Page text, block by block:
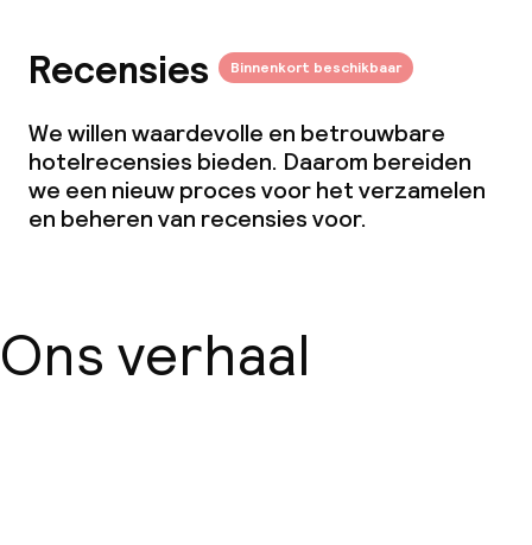
Vergaderruimte
Kleine huisdieren toegestaan (minder
dan de 5 kg)
Recensies Binnenkort beschikbaar
We willen waardevolle en betrouwbare
hotelrecensies bieden. Daarom bereiden
we een nieuw proces voor het verzamelen
en beheren van recensies voor.
Ons verhaal